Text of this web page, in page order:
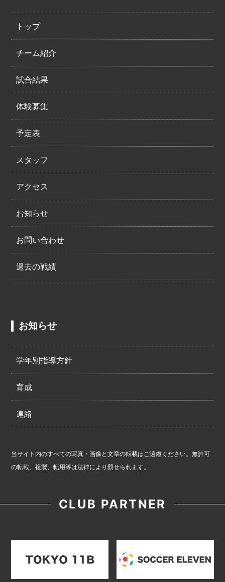
トップ
チーム紹介
試合結果
体験募集
予定表
スタッフ
アクセス
お知らせ
お問い合わせ
過去の戦績
お知らせ
学年別指導方針
育成
連絡
当サイト内のすべての写真・画像と文章の転載はご遠慮ください。無許可
の転載、複製、転用等は法律により罰せられます。
CLUB PARTNER